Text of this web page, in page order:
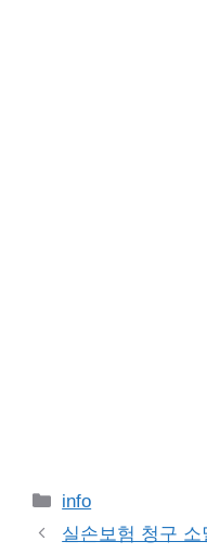
Categories
info
실손보험 청구